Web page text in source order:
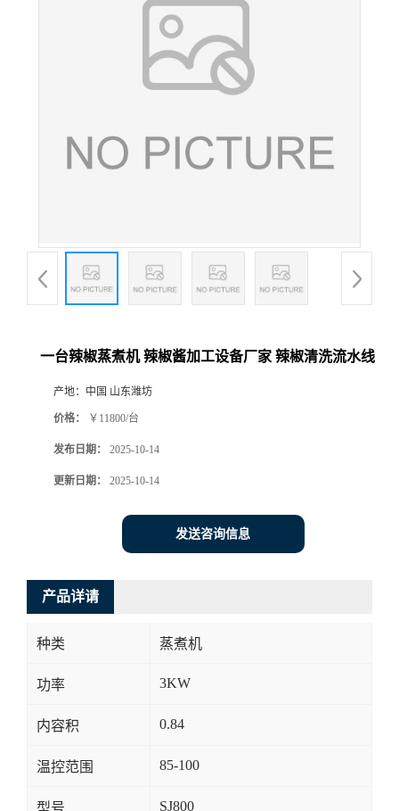
一台辣椒蒸煮机 辣椒酱加工设备厂家 辣椒清洗流水线
产地： 中国 山东潍坊
价格： ￥11800/台
发布日期： 2025-10-14
更新日期： 2025-10-14
发送咨询信息
产品详请
种类 蒸煮机
功率 3KW
内容积 0.84
温控范围 85-100
SJ800